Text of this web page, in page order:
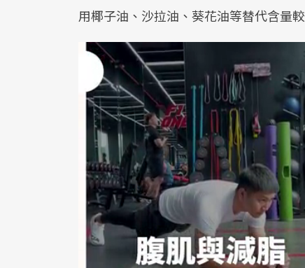
用椰子油、沙拉油、葵花油等替代含量